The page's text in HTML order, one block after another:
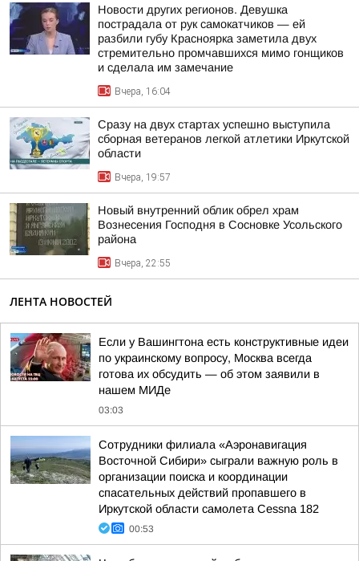
Новости других регионов. Девушка
пострадала от рук самокатчиков — ей
разбили губу Красноярка заметила двух
стремительно промчавшихся мимо гонщиков
и сделала им замечание
Вчера, 16:04
Сразу на двух стартах успешно выступила
сборная ветеранов легкой атлетики Иркутской
области
Вчера, 19:57
Новый внутренний облик обрел храм
Вознесения Господня в Сосновке Усольского
района
Вчера, 22:55
ЛЕНТА НОВОСТЕЙ
Если у Вашингтона есть конструктивные идеи
по украинскому вопросу, Москва всегда
готова их обсудить — об этом заявили в
нашем МИДе
03:03
Сотрудники филиала «Аэронавигация
Восточной Сибири» сыграли важную роль в
организации поиска и координации
спасательных действий пропавшего в
Иркутской области самолета Cessna 182
00:53